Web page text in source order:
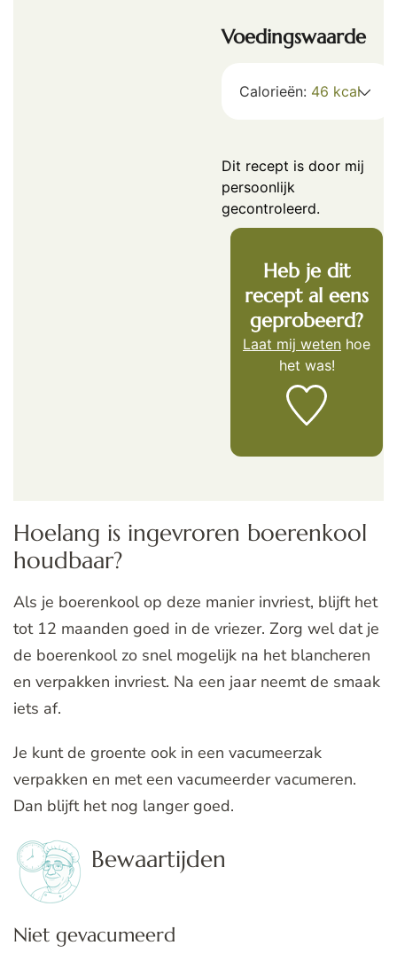
Voedingswaarde
Calorieën: 46 kcal
Dit recept is door mij
persoonlijk
gecontroleerd.
Heb je dit
recept al eens
geprobeerd?
Laat mij weten hoe
het was!
Hoelang is ingevroren boerenkool
houdbaar?
Als je boerenkool op deze manier invriest, blijft het
tot 12 maanden goed in de vriezer. Zorg wel dat je
de boerenkool zo snel mogelijk na het blancheren
en verpakken invriest. Na een jaar neemt de smaak
iets af.
Je kunt de groente ook in een vacumeerzak
verpakken en met een vacumeerder vacumeren.
Dan blijft het nog langer goed.
Bewaartijden
Niet gevacumeerd